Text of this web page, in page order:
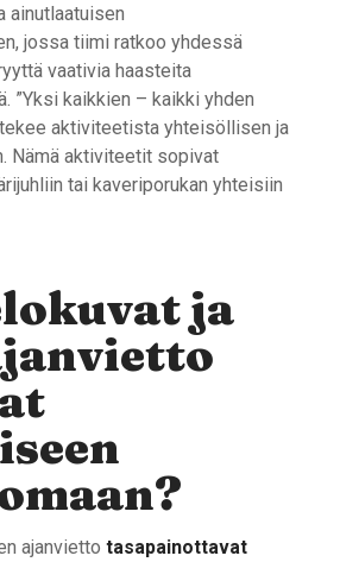
ainutlaatuisen
jossa tiimi ratkoo yhdessä
vaativia haasteita
”Yksi kaikkien – kaikki yhden
aktiviteetista yhteisöllisen ja
Nämä aktiviteetit sopivat
tai kaveriporukan yhteisiin
ja
ajanvietto tasapainottavat